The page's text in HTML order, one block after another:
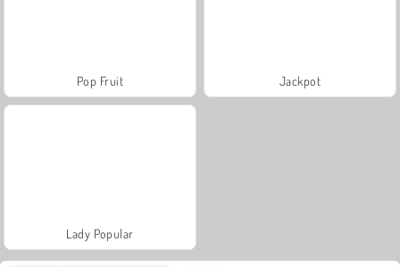
Pop Fruit Jackpot
Lady Popular